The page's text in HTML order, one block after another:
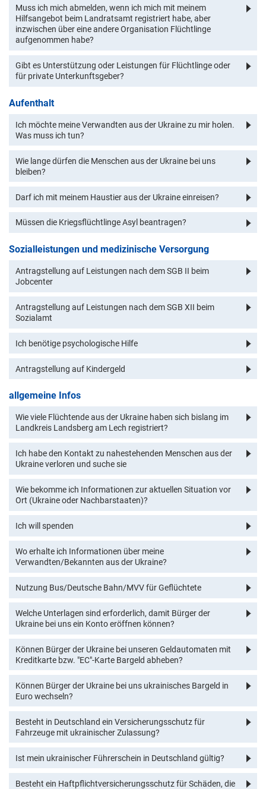
Muss ich mich abmelden, wenn ich mich mit meinem
Hilfsangebot beim Landratsamt registriert habe, aber
inzwischen über eine andere Organisation Flüchtlinge
aufgenommen habe?
Gibt es Unterstützung oder Leistungen für Flüchtlinge oder
für private Unterkunftsgeber?
Aufenthalt
Ich möchte meine Verwandten aus der Ukraine zu mir holen.
Was muss ich tun?
Wie lange dürfen die Menschen aus der Ukraine bei uns
bleiben?
Darf ich mit meinem Haustier aus der Ukraine einreisen?
Müssen die Kriegsflüchtlinge Asyl beantragen?
Sozialleistungen und medizinische Versorgung
Antragstellung auf Leistungen nach dem SGB II beim
Jobcenter
Antragstellung auf Leistungen nach dem SGB XII beim
Sozialamt
Ich benötige psychologische Hilfe
Antragstellung auf Kindergeld
allgemeine Infos
Wie viele Flüchtende aus der Ukraine haben sich bislang im
Landkreis Landsberg am Lech registriert?
Ich habe den Kontakt zu nahestehenden Menschen aus der
Ukraine verloren und suche sie
Wie bekomme ich Informationen zur aktuellen Situation vor
Ort (Ukraine oder Nachbarstaaten)?
Ich will spenden
Wo erhalte ich Informationen über meine
Verwandten/Bekannten aus der Ukraine?
Nutzung Bus/Deutsche Bahn/MVV für Geflüchtete
Welche Unterlagen sind erforderlich, damit Bürger der
Ukraine bei uns ein Konto eröffnen können?
Können Bürger der Ukraine bei unseren Geldautomaten mit
Kreditkarte bzw. "EC"-Karte Bargeld abheben?
Können Bürger der Ukraine bei uns ukrainisches Bargeld in
Euro wechseln?
Besteht in Deutschland ein Versicherungsschutz für
Fahrzeuge mit ukrainischer Zulassung?
Ist mein ukrainischer Führerschein in Deutschland gültig?
Besteht ein Haftpflichtversicherungsschutz für Schäden, die